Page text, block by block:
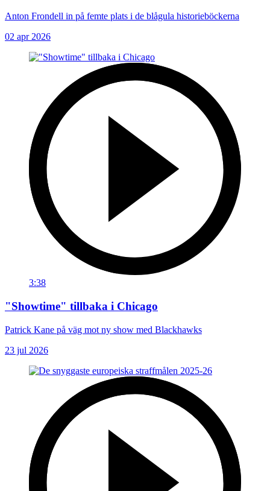
Anton Frondell in på femte plats i de blågula historieböckerna
02 apr 2026
3:38
"Showtime" tillbaka i Chicago
Patrick Kane på väg mot ny show med Blackhawks
23 jul 2026